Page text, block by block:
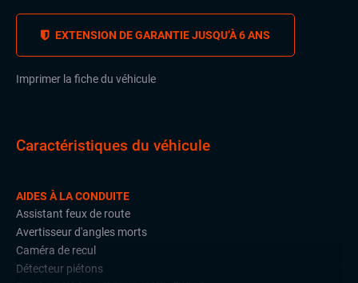
EXTENSION DE GARANTIE JUSQU’À 6 ANS
Imprimer la fiche du véhicule
Caractéristiques du véhicule
AIDES À LA CONDUITE
Assistant feux de route
Avertisseur d'angles morts
Caméra de recul
Détecteur piétons